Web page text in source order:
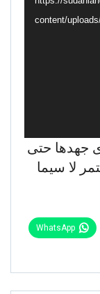
content/
جهدها حتى
لا سيما
WhatsApp